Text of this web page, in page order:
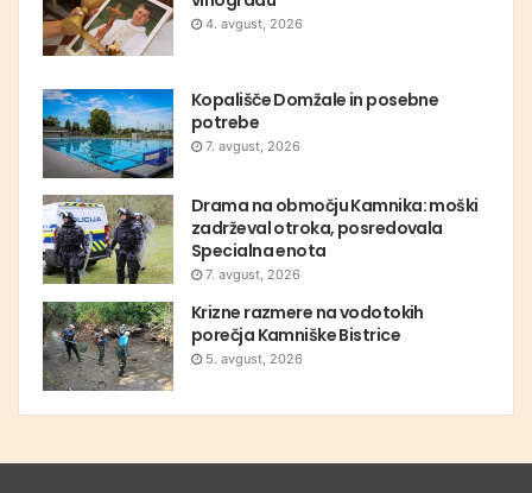
4. avgust, 2026
Kopališče Domžale in posebne
potrebe
7. avgust, 2026
Drama na območju Kamnika: moški
zadrževal otroka, posredovala
Specialna enota
7. avgust, 2026
Krizne razmere na vodotokih
porečja Kamniške Bistrice
5. avgust, 2026